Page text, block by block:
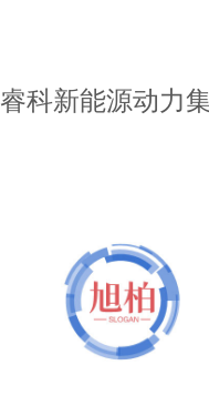
睿科新能源动力